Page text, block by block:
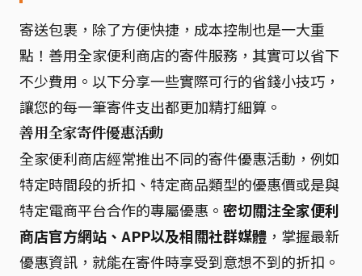
寄送包裹，除了方便快捷，成本控制也是一大重
點！善用全家便利商店的寄件服務，其實可以省下
不少費用。以下分享一些實際可行的省錢小技巧，
讓您的每一筆寄件支出都更加精打細算。
善用全家寄件優惠活動
全家便利商店經常推出不同的寄件優惠活動，例如
特定時間段的折扣、特定商品類型的優惠價或是與
特定電商平台合作的專屬優惠。 密切關注全家便利
商店官方網站、APP以及相關社群媒體 ，掌握最新
優惠資訊，就能在寄件時享受到意想不到的折扣。